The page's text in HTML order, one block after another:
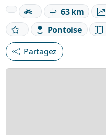
63 km
Pontoise
Partagez